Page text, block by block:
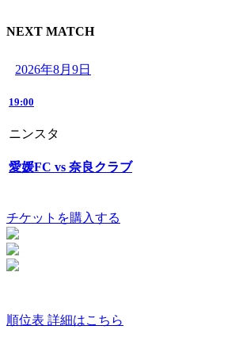
NEXT MATCH
2026年8月9日
19:00
ニンスタ
愛媛FC vs 奈良クラブ
チケットを購入する
順位表 詳細はこちら